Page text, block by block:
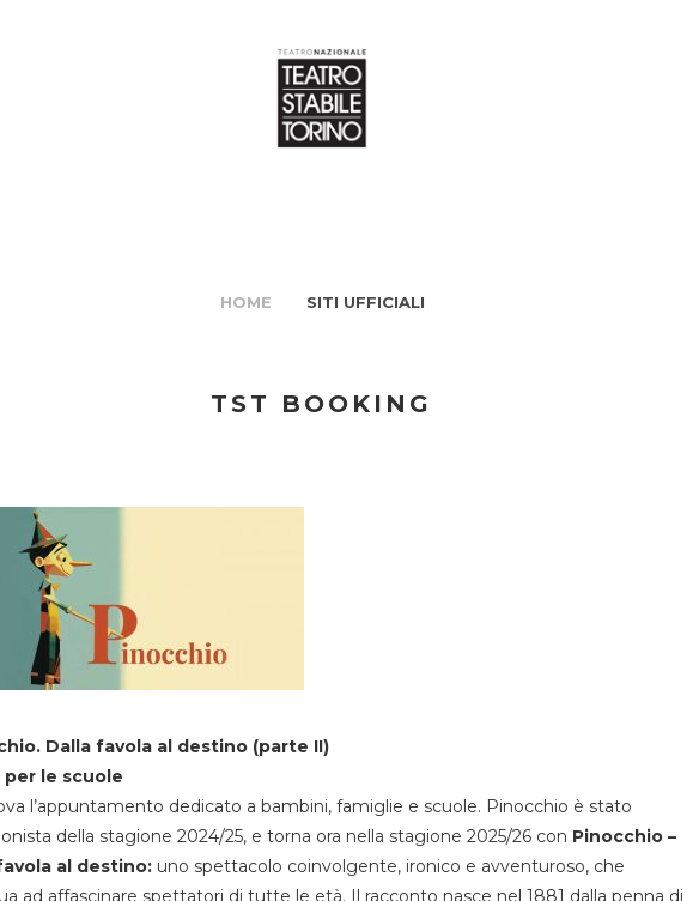
HOME SITI UFFICIALI
TST BOOKING
Dalla favola al destino (parte II)
le scuole
l’appuntamento dedicato a bambini, famiglie e scuole. Pinocchio è stato
della stagione 2024/25, e torna ora nella stagione 2025/26 con Pinocchio –
al destino:uno spettacolo coinvolgente, ironico e avventuroso, che
ad affascinare spettatori di tutte le età. Il racconto nasce nel 1881 dalla penna di